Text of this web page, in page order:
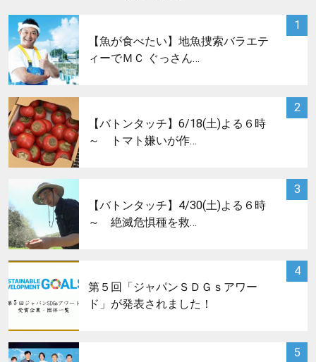
1
サムネイル
【魚が食べたい】地魚捜索バラエテ
ィーでＭＣ ぐっさん…
2
【バトンタッチ】6/18(土)よる６時
～ トマト嫌いが作…
3
【バトンタッチ】4/30(土)よる６時
～ 絶滅危惧種を救…
4
サムネイル
第５回「ジャパンＳＤＧｓアワー
ド」が発表されました！
5
サムネイル